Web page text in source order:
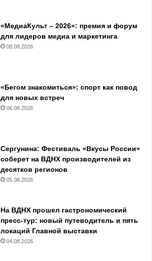
«МедиаКульт – 2026»: премия и форум
для лидеров медиа и маркетинга
08.08.2026
«Бегом знакомиться»: спорт как повод
для новых встреч
06.08.2026
Сергунина: Фестиваль «Вкусы России»
соберет на ВДНХ производителей из
десятков регионов
05.08.2026
На ВДНХ прошел гастрономический
пресс-тур: новый путеводитель и пять
локаций Главной выставки
04.08.2026